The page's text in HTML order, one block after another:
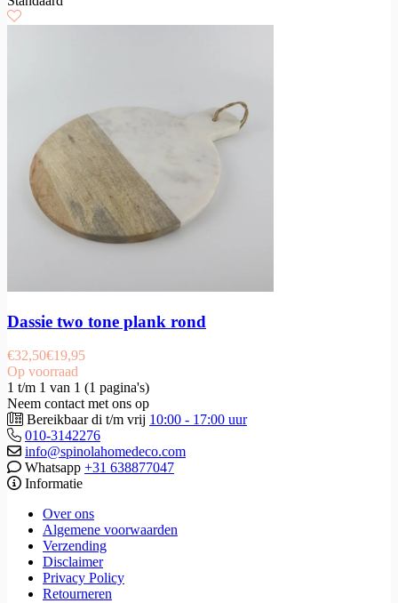
Dassie two tone plank rond
€32,50€19,95
Op voorraad
1 t/m 1 van 1 (1 pagina's)
Neem contact met ons op
Bereikbaar di t/m vrij 10:00 - 17:00 uur
010-3142276
info@spinolahomedeco.com
Whatsapp +31 638877047
Informatie
Over ons
Algemene voorwaarden
Verzending
Disclaimer
Privacy Policy
Retourneren